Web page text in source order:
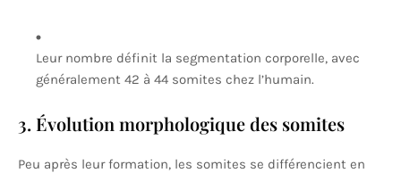
Leur nombre définit la segmentation corporelle, avec
généralement 42 à 44 somites chez l’humain.
3. Évolution morphologique des somites
Peu après leur formation, les somites se différencient en